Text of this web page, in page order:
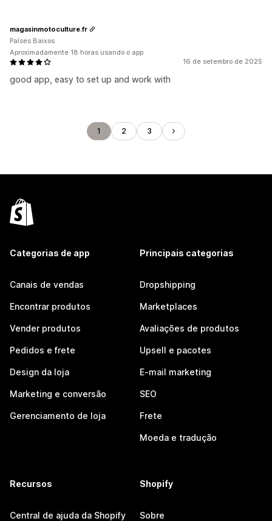
16 de setembro de 2025
good app, easy to set up and work with
magasinmotoculture.fr
Países Baixos
Aproximadamente 18 horas usando o app
1 2 3
Categorias de app
Canais de vendas
Encontrar produtos
Vender produtos
Pedidos e frete
Design da loja
Marketing e conversão
Gerenciamento de loja
Principais categorias
Dropshipping
Marketplaces
Avaliações de produtos
Upsell e pacotes
E-mail marketing
SEO
Frete
Moeda e tradução
Recursos
Central de ajuda da Shopify
Shopify
Sobre